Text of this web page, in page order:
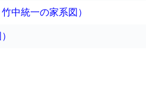
中統一の家系図）